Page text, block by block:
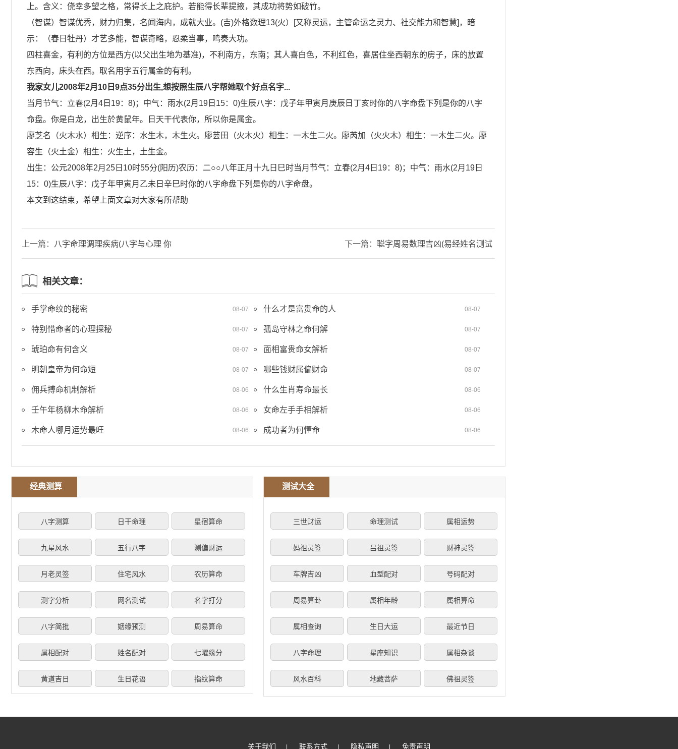
上。含义：侥幸多望之格，常得长上之庇护。若能得长辈提掖，其成功将势如破竹。
（智谋）智谋优秀，财力归集，名闻海内，成就大业。(吉)外格数理13(火）[又称灵运，主管命运之灵力、社交能力和智慧]，暗
示：（春日牡丹）才艺多能，智谋奇略，忍柔当事，鸣奏大功。
四柱喜金，有利的方位是西方(以父出生地为基准)，不利南方，东南；其人喜白色，不利红色，喜居住坐西朝东的房子，床的放置
东西向，床头在西。取名用字五行属金的有利。
我家女儿2008年2月10日9点35分出生,想按照生辰八字帮她取个好点名字...
当月节气：立春(2月4日19：8)；中气：雨水(2月19日15：0)生辰八字：戊子年甲寅月庚辰日丁亥时你的八字命盘下列是你的八字
命盘。你是白龙，出生於黄鼠年。日天干代表你，所以你是属金。
廖芝名（火木水）相生：逆序：水生木，木生火。廖芸田（火木火）相生：一木生二火。廖芮加（火火木）相生：一木生二火。廖
容生（火土金）相生：火生土，土生金。
出生：公元2008年2月25日10时55分(阳历)农历：二○○八年正月十九日巳时当月节气：立春(2月4日19：8)；中气：雨水(2月19日
15：0)生辰八字：戊子年甲寅月乙未日辛巳时你的八字命盘下列是你的八字命盘。
本文到这结束，希望上面文章对大家有所帮助
上一篇： 八字命理调理疾病(八字与心理 你
压力大吗 有心理疾病吗 怎么摆脱心理阴暗
下一篇： 聪字周易数理吉凶(易经姓名测试
相关文章：
手掌命纹的秘密 08-07 什么才是富贵命的人 08-07
特别惜命者的心理探秘 08-07 孤岛守林之命何解 08-07
琥珀命有何含义 08-07 面相富贵命女解析 08-07
明朝皇帝为何命短 08-07 哪些钱财属偏财命 08-07
佣兵搏命机制解析 08-06 什么生肖寿命最长 08-06
壬午年杨柳木命解析 08-06 女命左手手相解析 08-06
木命人哪月运势最旺 08-06 成功者为何懂命 08-06
经典测算
八字测算 日干命理 星宿算命
九星风水 五行八字 测偏财运
月老灵签 住宅风水 农历算命
测字分析 网名测试 名字打分
八字简批 姻缘预测 周易算命
属相配对 姓名配对 七曜缘分
黄道吉日 生日花语 指纹算命
测试大全
三世财运 命理测试 属相运势
妈祖灵签 吕祖灵签 财神灵签
车牌吉凶 血型配对 号码配对
周易算卦 属相年龄 属相算命
属相查询 生日大运 最近节日
八字命理 星座知识 属相杂谈
风水百科 地藏菩萨 佛祖灵签
关于我们 联系方式 隐私声明 免责声明